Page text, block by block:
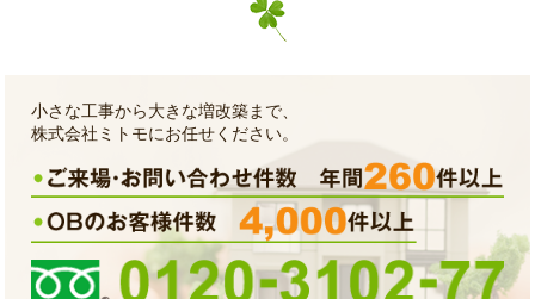
小さな工事から大きな増改築まで、
株式会社ミトモにお任せください。